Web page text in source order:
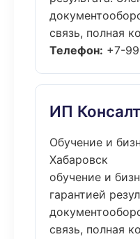
связь, полная
Телефон: +7-
ИП
Обучение и
Хабаровск
обучение и
гарантией
связь, полная